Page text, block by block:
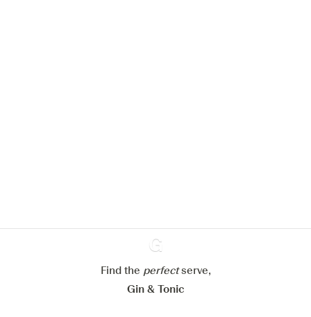
Ginventory
Find the perfectserve,
Gin & Tonic